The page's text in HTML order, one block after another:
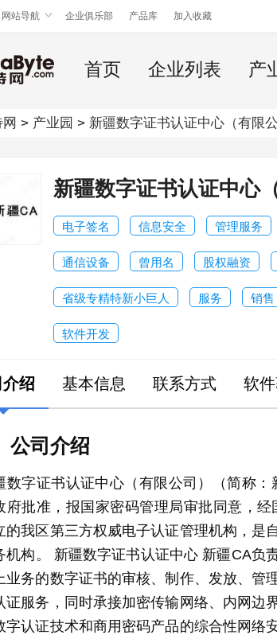
网站导航 企业俱乐部 产品库 加入收藏
首页 企业列表 产
> 产业园 > 新疆数字证书认证中心（有限公
新疆数字证书认证中心
电子签名 信息安全 管理服务
通信设备 曾用名 股权融资
省级专精特新小巨人 服务 销售
软件开发
绍 基本信息 联系方式 软
公司介绍
数字证书认证中心（有限公司）（简称
府批准，报国家密码管理局审批同意，
的我区第三方权威电子认证管理机构，是
机构。 新疆数字证书认证中心 新疆CA负
业务的数字证书的审核、制作、发放、管
证服务，同时承接加密传输网络、内网边
字认证技术和商用密码产品的综合性网络